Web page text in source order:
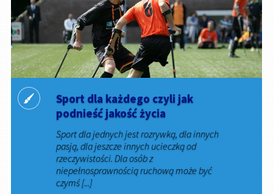
Sport dla każdego czyli jak
podnieść jakość życia
Sport dla jednych jest rozrywką, dla innych
pasją, dla jeszcze innych ucieczką od
rzeczywistości. Dla osób z
niepełnosprawnością ruchową może być
czymś [...]